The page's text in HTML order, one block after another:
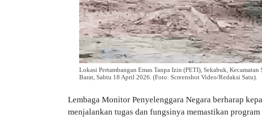
Lokasi Pertambangan Emas Tanpa Izin (PETI), Sekabuk,
Barat, Sabtu 18 April 2026. (Foto: Screenshot Video/Redaksi Satu).
Lembaga Monitor Penyelenggara Negara berharap
menjalankan tugas dan fungsinya memastikan